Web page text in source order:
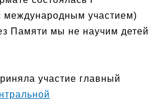
международным участием)
Памяти мы не научим детей
участие главный